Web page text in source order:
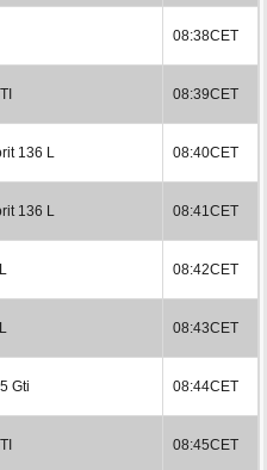
08:38CET
08:39CET
136 L 08:40CET
136 L 08:41CET
08:42CET
08:43CET
Gti 08:44CET
08:45CET